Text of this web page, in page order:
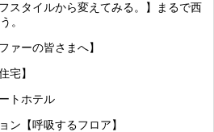
スタイルから変えてみる。】まるで西
。
ァーの皆さまへ】
宅】
トホテル
ン【呼吸するフロア】